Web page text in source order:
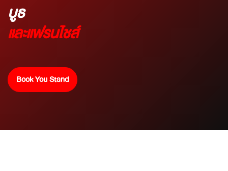
บูธ
และแฟรนไชส์
Book You Stand